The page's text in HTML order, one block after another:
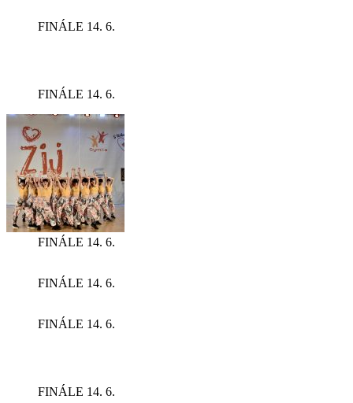
FINÁLE 14. 6.
FINÁLE 14. 6.
FINÁLE 14. 6.
FINÁLE 14. 6.
FINÁLE 14. 6.
FINÁLE 14. 6.